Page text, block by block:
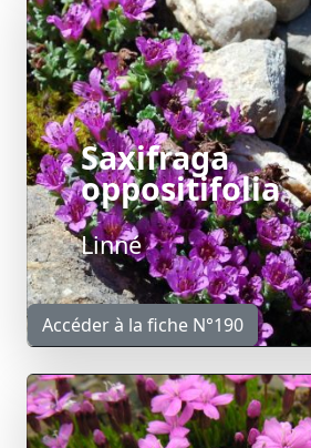
Saxifraga
oppositifolia
Linné
Accéder à la fiche N°190